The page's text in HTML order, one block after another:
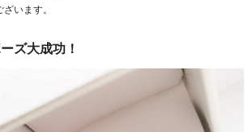
います。
ズ大成功！